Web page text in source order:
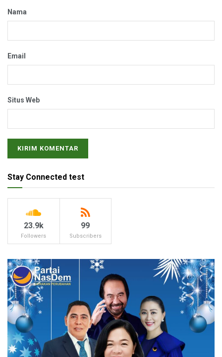
Nama
Email
Situs Web
Stay Connected test
23.9k
Followers
99
Subscribers